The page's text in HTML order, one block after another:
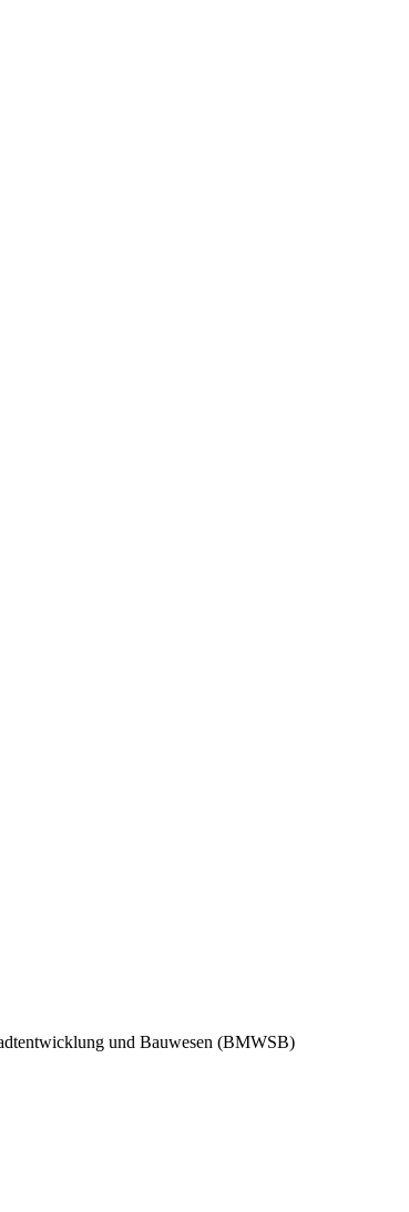
und Bauwesen (BMWSB)